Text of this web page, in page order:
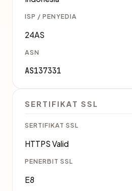
ISP / PENYEDIA
24AS
ASN
AS137331
SERTIFIKAT SSL
SERTIFIKAT SSL
HTTPS Valid
PENERBIT SSL
E8